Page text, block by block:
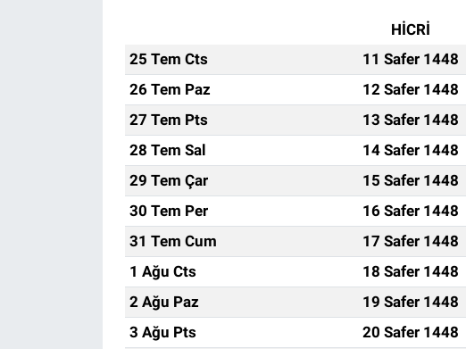
HİCRİ
25 Tem Cts
11 Safer 1448
26 Tem Paz
12 Safer 1448
27 Tem Pts
13 Safer 1448
28 Tem Sal
14 Safer 1448
29 Tem Çar
15 Safer 1448
30 Tem Per
16 Safer 1448
31 Tem Cum
17 Safer 1448
1 Ağu Cts
18 Safer 1448
2 Ağu Paz
19 Safer 1448
3 Ağu Pts
20 Safer 1448